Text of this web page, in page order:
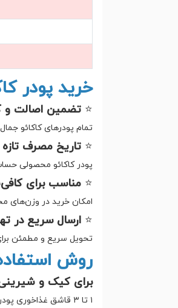
خرید پودر
⭐ تضمین اصالت و
تمام پودرهای کاکائو
⭐ تاریخ مصرف تازه
پودر کاکائو محصولی
⭐ مناسب برای
امکان خرید در وزن‌های
⭐ ارسال سریع در
تحویل سریع و مطمئن
روش استفاده
برای کیک و
۱ تا ۳ قاشق غذاخوری پودر کاکائو را به همراه آرد الک کنید تا بافت کاملاً یکدست شود.